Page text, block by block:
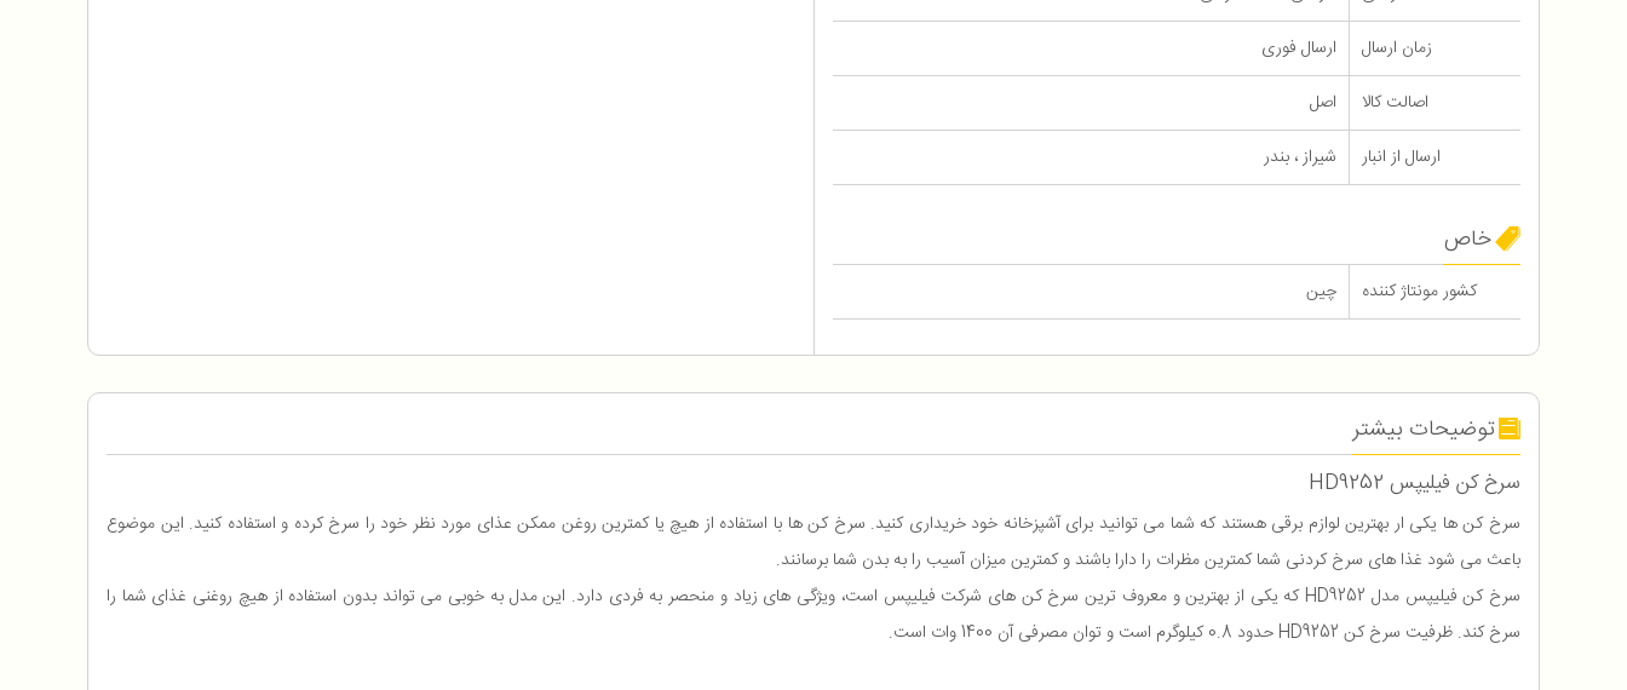
زمان ارسال
ارسال فوری
اصالت کالا
اصل
ارسال از انبار
شیراز ، بندر
خاص
کشور مونتاژ کننده چین
توضیحات بیشتر
سرخ کن فیلیپس HD9252
سرخ کن ها یکی ار بهترین لوازم برقی هستند که شما می توانید برای آشپزخانه خود خریداری کنید. سرخ کن ها با استفاده از هیچ یا کمترین روغن ممکن عذای مورد نظر خود را سرخ کرده و استفاده کنید. این موضوع
باعث می شود غذا های سرخ کردنی شما کمترین مظرات را دارا باشند و کمترین میزان آسیب را به بدن شما برسانند.
سرخ کن فیلیپس مدل HD9252 که یکی از بهترین و معروف ترین سرخ کن های شرکت فیلیپس است، ویژگی های زیاد و منحصر به فردی دارد. این مدل به خوبی می تواند بدون استفاده از هیچ روغنی غذای شما را
سرخ کند. ظرفیت سرخ کن HD9252 حدود 0.8 کیلوگرم است و توان مصرفی آن 1400 وات است.